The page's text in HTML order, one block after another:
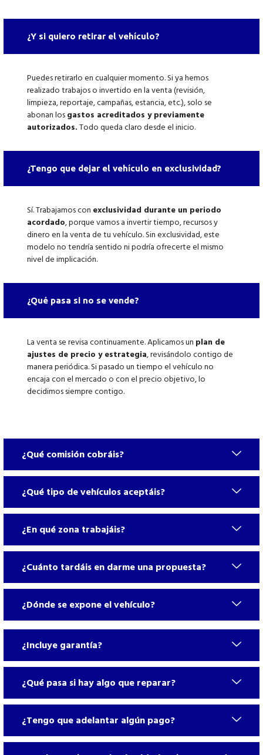
¿Y si quiero retirar el vehículo?
Puedes retirarlo en cualquier momento. Si ya hemos
realizado trabajos o invertido en la venta (revisión,
limpieza, reportaje, campañas, estancia, etc.), solo se
abonan losgastos acreditados y previamente
autorizados.Todo queda claro desde el inicio.
¿Tengo que dejar el vehículo en exclusividad?
Sí. Trabajamos con exclusividad durante un periodo
acordado, porque vamos a invertir tiempo, recursos y
dinero en la venta de tu vehículo. Sin exclusividad, este
modelo no tendría sentido ni podría ofrecerte el mismo
nivel de implicación.
¿Qué pasa si no se vende?
La venta se revisa continuamente. Aplicamos un plan de
ajustes de precio y estrategia, revisándolo contigo de
manera periódica. Si pasado un tiempo el vehículo no
encaja con el mercado o con el precio objetivo, lo
decidimos siempre contigo.
¿Qué comisión cobráis?
¿Qué tipo de vehículos aceptáis?
¿En qué zona trabajáis?
¿Cuánto tardáis en darme una propuesta?
¿Dónde se expone el vehículo?
¿Incluye garantía?
¿Qué pasa si hay algo que reparar?
¿Tengo que adelantar algún pago?